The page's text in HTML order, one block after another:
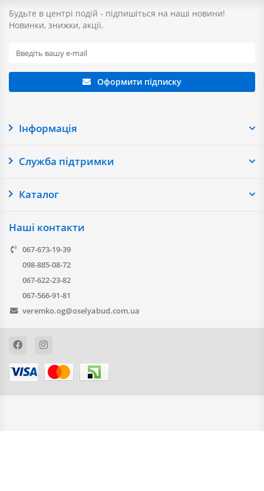
Будьте в центрі подій - підпишіться на наші новини!
Новинки, знижки, акції.
Оформити підписку
Інформація
Служба підтримки
Каталог
Наші контакти
067-673-19-39
098-885-08-72
067-622-23-82
067-566-91-81
veremko.og@oselyabud.com.ua